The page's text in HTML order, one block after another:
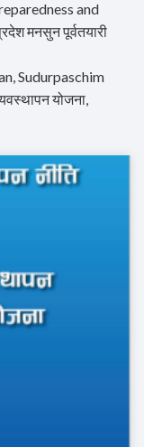
and
मनसुन पूर्वतयारी
Sudurpaschim
योजना,